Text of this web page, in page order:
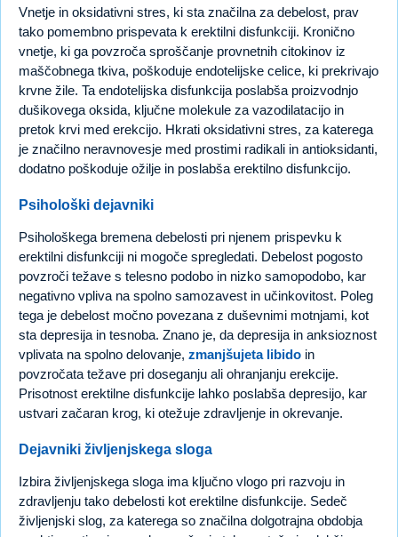
Vnetje in oksidativni stres, ki sta značilna za debelost, prav
tako pomembno prispevata k erektilni disfunkciji. Kronično
vnetje, ki ga povzroča sproščanje provnetnih citokinov iz
maščobnega tkiva, poškoduje endotelijske celice, ki prekrivajo
krvne žile. Ta endotelijska disfunkcija poslabša proizvodnjo
dušikovega oksida, ključne molekule za vazodilatacijo in
pretok krvi med erekcijo. Hkrati oksidativni stres, za katerega
je značilno neravnovesje med prostimi radikali in antioksidanti,
dodatno poškoduje ožilje in poslabša erektilno disfunkcijo.
Psihološki dejavniki
Psihološkega bremena debelosti pri njenem prispevku k
erektilni disfunkciji ni mogoče spregledati. Debelost pogosto
povzroči težave s telesno podobo in nizko samopodobo, kar
negativno vpliva na spolno samozavest in učinkovitost. Poleg
tega je debelost močno povezana z duševnimi motnjami, kot
sta depresija in tesnoba. Znano je, da depresija in anksioznost
vplivata na spolno delovanje, zmanjšujeta libido in
povzročata težave pri doseganju ali ohranjanju erekcije.
Prisotnost erektilne disfunkcije lahko poslabša depresijo, kar
ustvari začaran krog, ki otežuje zdravljenje in okrevanje.
Dejavniki življenjskega sloga
Izbira življenjskega sloga ima ključno vlogo pri razvoju in
zdravljenju tako debelosti kot erektilne disfunkcije. Sedeč
življenjski slog, za katerega so značilna dolgotrajna obdobja